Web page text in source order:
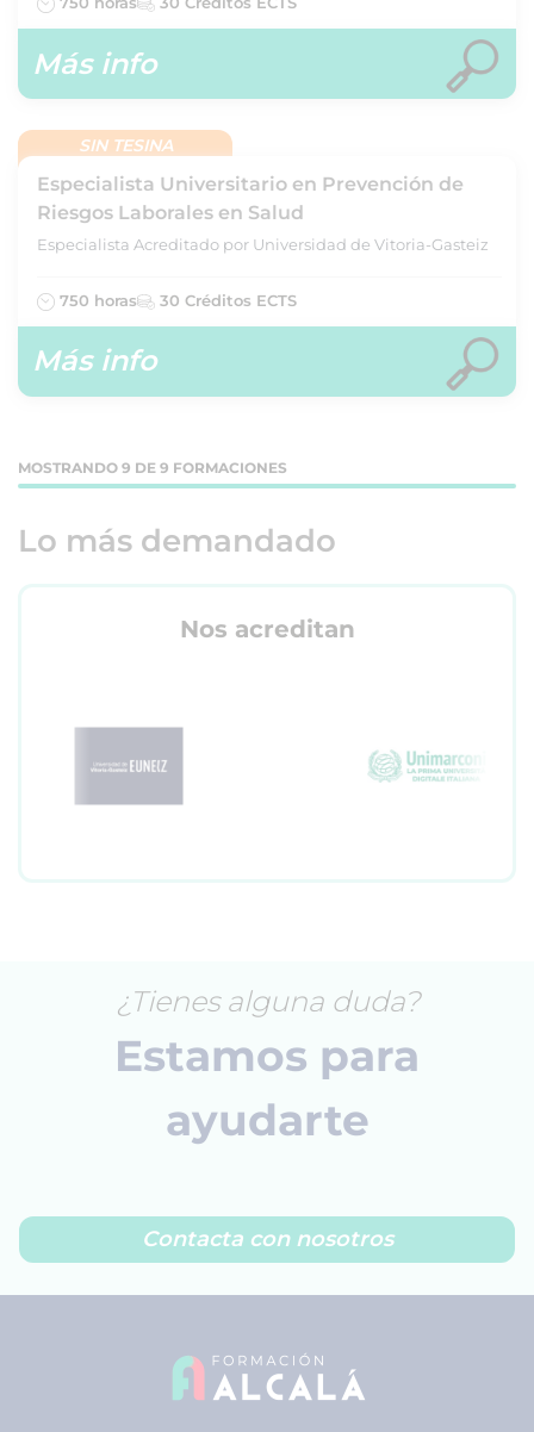
Más info
SIN TESINA
Especialista Universitario en Prevención de
Riesgos Laborales en Salud
Especialista Acreditado por Universidad de Vitoria-Gasteiz
750 horas 30 Créditos ECTS
Más info
MOSTRANDO 9 DE 9 FORMACIONES
Lo más demandado
Nos acreditan
¿Tienes alguna duda?
Estamos para
ayudarte
Contacta con nosotros